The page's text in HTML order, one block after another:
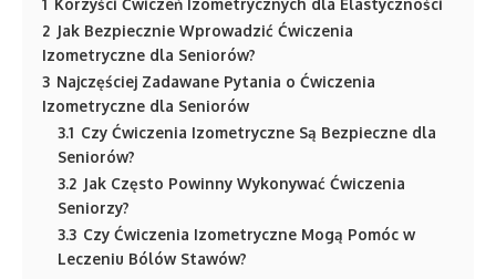
1 Korzyści Ćwiczeń Izometrycznych dla Elastyczności
2 Jak Bezpiecznie Wprowadzić Ćwiczenia
Izometryczne dla Seniorów?
3 Najczęściej Zadawane Pytania o Ćwiczenia
Izometryczne dla Seniorów
3.1 Czy Ćwiczenia Izometryczne Są Bezpieczne dla
Seniorów?
3.2 Jak Często Powinny Wykonywać Ćwiczenia
Seniorzy?
3.3 Czy Ćwiczenia Izometryczne Mogą Pomóc w
Leczeniu Bólów Stawów?